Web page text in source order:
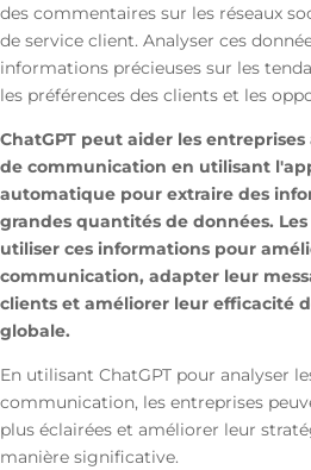
des commentaires sur les réseaux
de service client. Analyser ces
informations précieuses sur les
les préférences des clients et les
ChatGPT peut aider les
de communication en utilisant
automatique pour extraire des
grandes quantités de données.
utiliser ces informations pour
communication, adapter leur
clients et améliorer leur efficacité
globale.
En utilisant ChatGPT pour analyser
communication, les entreprises
plus éclairées et améliorer leur
manière significative.